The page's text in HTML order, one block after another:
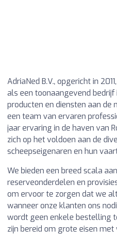
AdriaNed B.V., opgericht in
als een toonaangevend
producten en diensten aan de
een team van ervaren
jaar ervaring in de haven van
zich op het voldoen aan de
scheepseigenaren en hun
We bieden een breed scala
reserveonderdelen en
om ervoor te zorgen dat we
wanneer onze klanten ons
wordt geen enkele bestelling
zijn bereid om grote eisen